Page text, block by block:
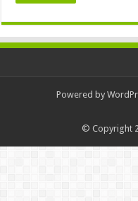
Powered by
© Copyright